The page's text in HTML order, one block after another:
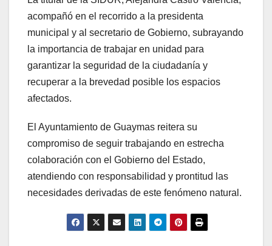
acompañó en el recorrido a la presidenta
municipal y al secretario de Gobierno, subrayando
la importancia de trabajar en unidad para
garantizar la seguridad de la ciudadanía y
recuperar a la brevedad posible los espacios
afectados.
El Ayuntamiento de Guaymas reitera su
compromiso de seguir trabajando en estrecha
colaboración con el Gobierno del Estado,
atendiendo con responsabilidad y prontitud las
necesidades derivadas de este fenómeno natural.